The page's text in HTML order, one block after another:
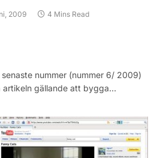
2009 4 Mins Read
nummer (nummer 6/ 2009)
gällande att bygga…